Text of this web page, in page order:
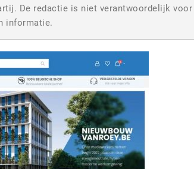
De redactie is niet verantwoordelijk voor
informatie.